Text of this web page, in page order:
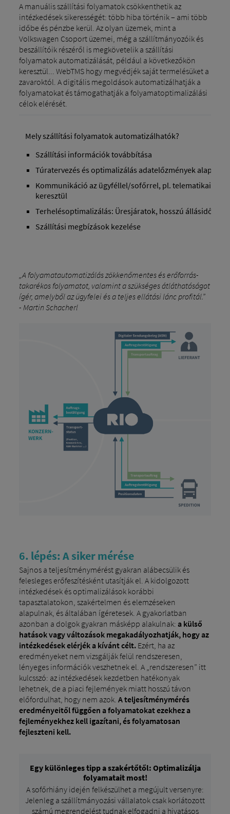
A manuális szállítási folyamatok csökkenthetik az
intézkedések sikerességét: több hiba történik – ami több
időbe és pénzbe kerül. Az olyan üzemek, mint a
Volkswagen Csoport üzemei, még a szállítmányozóik és
beszállítóik részéről is megkövetelik a szállítási
folyamatok automatizálását, például a következőkön
keresztül... WebTMS hogy megvédjék saját termelésüket a
zavaroktól. A digitális megoldások automatizálhatják a
folyamatokat és támogathatják a folyamatoptimalizálási
célok elérését.
Mely szállítási folyamatok automatizálhatók?
Szállítási információk továbbítása
Túratervezés és optimalizálás adatelőzmények alapján
Kommunikáció az ügyféllel/sofőrrel, pl. telematikai
keresztül
Terhelésoptimalizálás: Üresjáratok, hosszú állásidők
Szállítási megbízások kezelése
„A folyamatautomatizálás zökkenőmentes és erőforrás-
takarékos folyamatot, valamint a szükséges átláthatóságot
ígér, amelyből az ügyfelei és a teljes ellátási lánc profitál.”
- Martin Schacherl
6. lépés: A siker mérése
Sajnos a teljesítménymérést gyakran alábecsülik és
felesleges erőfeszítésként utasítják el. A kidolgozott
intézkedések és optimalizálások korábbi
tapasztalatokon, szakértelmen és elemzéseken
alapulnak, és általában ígéretesek. A gyakorlatban
azonban a dolgok gyakran másképp alakulnak: a külső
hatások vagy változások megakadályozhatják, hogy az
intézkedések elérjék a kívánt célt.Ezért, ha az
eredményeket nem vizsgálják felül rendszeresen,
lényeges információk veszhetnek el. A „rendszeresen” itt
kulcsszó: az intézkedések kezdetben hatékonyak
lehetnek, de a piaci fejlemények miatt hosszú távon
előfordulhat, hogy nem azok. A teljesítménymérés
eredményeitől függően a folyamatokat ezekhez a
fejleményekhez kell igazítani, és folyamatosan
fejleszteni kell.
Egy különleges tipp a szakértőtől: Optimalizálja
folyamatait most!
A sofőrhiány idején felkészülhet a megújult versenyre:
Jelenleg a szállítmányozási vállalatok csak korlátozott
számú megrendelést tudnak elfogadni a hivatásos